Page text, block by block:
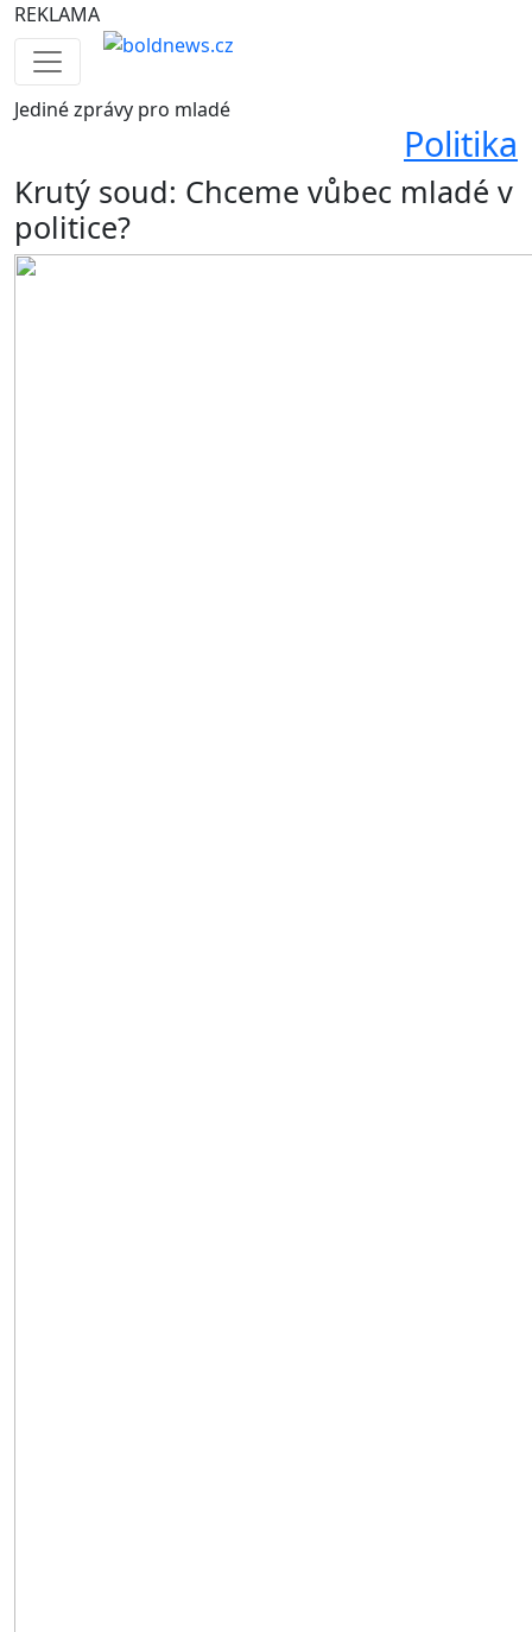
REKLAMA
Jedinézprávy pro mladé
Politika
Krutý soud: Chceme vůbec mladé v
politice?